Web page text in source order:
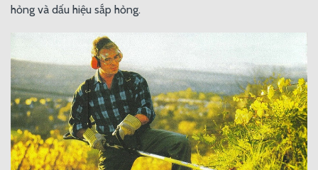
hỏng và dấu hiệu sắp hỏng.